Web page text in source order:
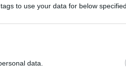
to use your data for below
data.
οι οποίες είναι
να βλάψουν άμεσα
τη λειτουργία των
και, κατά